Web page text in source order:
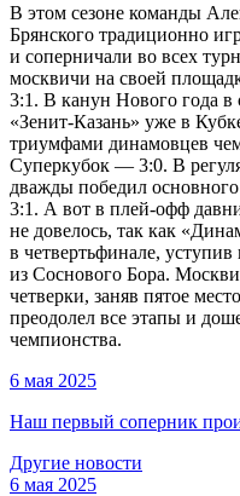
В этом сезоне команды
Брянского традиционно
и соперничали во всех
москвичи на своей
3:1. В канун Нового года
«Зенит-Казань» уже в
триумфами динамовцев
Суперкубок — 3:0. В
дважды победил
3:1. А вот в плей-офф
не довелось, так как
в четвертьфинале,
из Соснового Бора.
четверки, заняв пятое
преодолел все этапы и
чемпионства.
6 мая 2025
Наш первый соперник
Другие новости
6 мая 2025